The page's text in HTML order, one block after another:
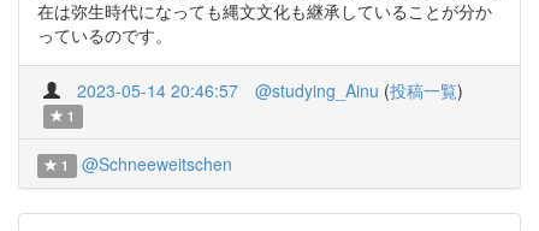
在は弥生時代になっても縄文文化も継承していることが分か
っているのです。
2023-05-14 20:46:57 @studying_Ainu (投稿一覧)
1
1 @Schneeweitschen